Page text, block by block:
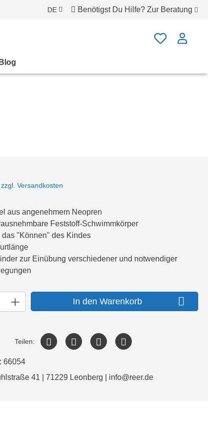
DE Benötigst Du Hilfe? Zur Beratung
Blog
Versandkosten
aus angenehmem Neopren
Feststoff-Schwimmkörper
"Können" des Kindes
zur Einübung verschiedener und notwendiger
In den Warenkorb
Teilen:
66054
41 | 71229 Leonberg | info@reer.de